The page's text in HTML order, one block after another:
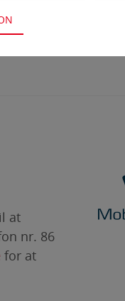
at
nr. 86
for at
som fx navigation,
for at kunne
enkelte bruger.
på tværs af flere
for at kunne vise